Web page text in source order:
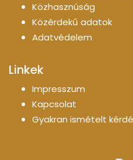
Közhasznúság
Közérdekű adatok
Adatvédelem
Linkek
Impresszum
Kapcsolat
Gyakran ismételt